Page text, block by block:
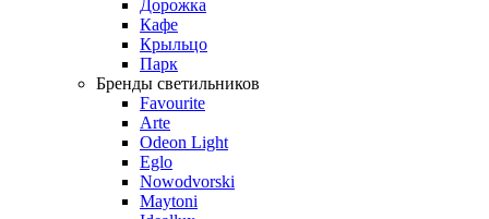
Дорожка
Кафе
Крыльцо
Парк
Бренды светильников
Favourite
Arte
Odeon Light
Eglo
Nowodvorski
Maytoni